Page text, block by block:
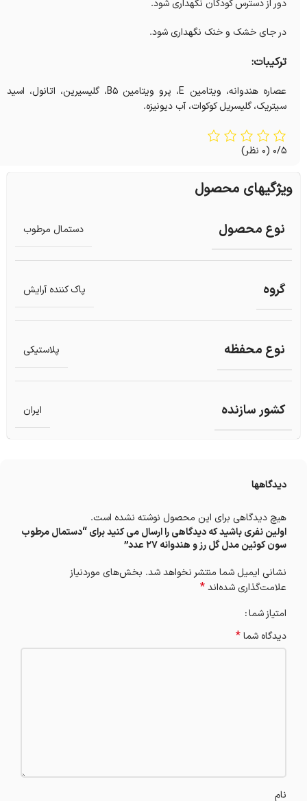
دور از دسترس کودکان نگهداری شود.
در جای خشک و خنک نگهداری شود.
ترکیبات:
عصاره هندوانه، ویتامین E، پرو ویتامین B5، گلیسیرین، اتانول، اسید
سیتریک، گلیسریل کوکوات، آب دیونیزه.
0/5 (0 نظر)
ویژگیهای محصول
نوع محصول دستمال مرطوب
گروه پاک کننده آرایش
نوع محفظه پلاستیکی
کشور سازنده ایران
دیدگاهها
هیچ دیدگاهی برای این محصول نوشته نشده است.
اولین نفری باشید که دیدگاهی را ارسال می کنید برای “دستمال مرطوب
سون کوئین مدل گل رز و هندوانه 27 عدد”
نشانی ایمیل شما منتشر نخواهد شد. بخش‌های موردنیاز
علامت‌گذاری شده‌اند*
امتیاز شما
دیدگاه شما*
نام